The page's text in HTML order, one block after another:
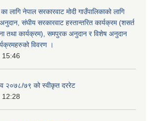
लागि नेपाल सरकारवाट मोदी गाउँपालिकाको लागि
संघीय सरकारवाट हस्तान्तरित कार्यक्रम (शसर्त
तथा कार्यक्रम), समपुरक अनुदान र विशेष अनुदान
विवरण ।
15:46
२०७८/७९ को स्वीकृत दररेट
12:28